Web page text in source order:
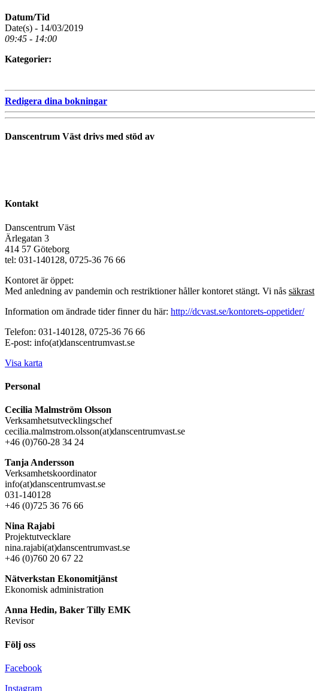
Datum/Tid
Date(s) - 14/03/2019
09:45 - 14:00
Kategorier:
Redigera dina bokningar
Danscentrum Väst drivs med stöd av
Kontakt
Danscentrum Väst
Ärlegatan 3
414 57 Göteborg
tel: 031-140128, 0725-36 76 66
Kontoret är öppet:
Med anledning av pandemin och restriktioner håller kontoret stängt. Vi nås säkrast
Information om ändrade tider finner du här: http://dcvast.se/kontorets-oppetider/
Telefon: 031-140128, 0725-36 76 66
E-post: info(at)danscentrumvast.se
Visa karta
Personal
Cecilia Malmström Olsson
Verksamhetsutvecklingschef
cecilia.malmstrom.olsson(at)danscentrumvast.se
+46 (0)760-28 34 24
Tanja Andersson
Verksamhetskoordinator
info(at)danscentrumvast.se
031-140128
+46 (0)725 36 76 66
Nina Rajabi
Projektutvecklare
nina.rajabi(at)danscentrumvast.se
+46 (0)760 20 67 22
Nätverkstan Ekonomitjänst
Ekonomisk administration
Anna Hedin, Baker Tilly EMK
Revisor
Följ oss
Facebook
Instagram